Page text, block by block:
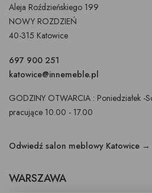
Aleja Roździeńskiego 199
NOWY ROZDZIEŃ
40-315 Katowice
697 900 251
katowice@innemeble.pl
GODZINY OTWARCIA : Poniedziałek
pracujące 10.00 - 17.00
Odwiedź salon meblowy Katowice →
WARSZAWA